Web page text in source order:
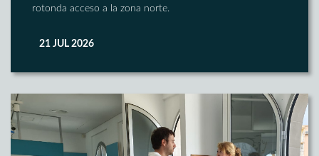
rotonda acceso a la zona norte.
21 JUL 2026